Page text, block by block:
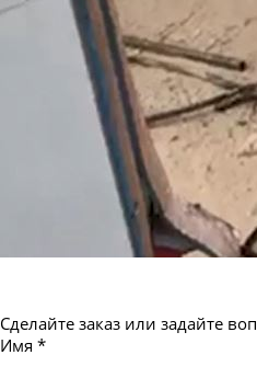
Сделайте заказ или задайте
Имя *